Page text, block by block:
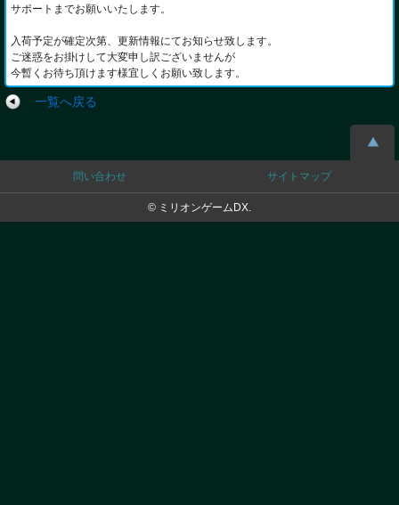
サポートまでお願いいたします。
入荷予定が確定次第、更新情報にてお知らせ致します。
ご迷惑をお掛けして大変申し訳ございませんが
今暫くお待ち頂けます様宜しくお願い致します。
一覧へ戻る
問い合わせ サイトマップ
© ミリオンゲームDX.